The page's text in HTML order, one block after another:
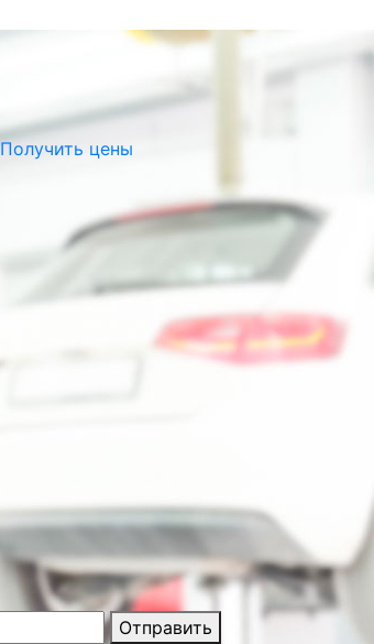
Получить цены
Отправить